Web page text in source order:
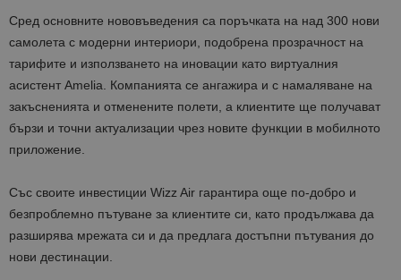
Сред основните нововъведения са поръчката на над 300 нови
самолета с модерни интериори, подобрена прозрачност на
тарифите и използването на иновации като виртуалния
асистент Amelia. Компанията се ангажира и с намаляване на
закъсненията и отменените полети, а клиентите ще получават
бързи и точни актуализации чрез новите функции в мобилното
приложение.
Със своите инвестиции Wizz Air гарантира още по-добро и
безпроблемно пътуване за клиентите си, като продължава да
разширява мрежата си и да предлага достъпни пътувания до
нови дестинации.